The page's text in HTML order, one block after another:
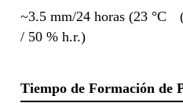
~3.5 mm/24 horas (23 °C
/ 50 % h.r.)
Tiempo de Formación de